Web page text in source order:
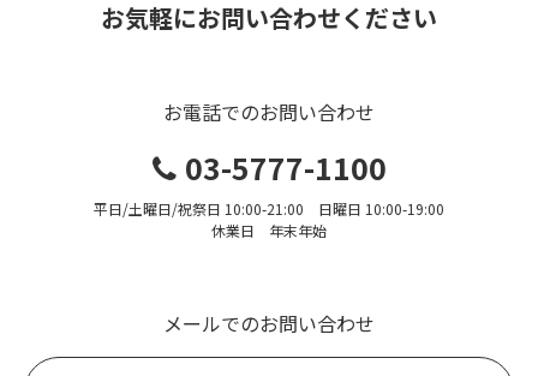
お気軽にお問い合わせください
お電話でのお問い合わせ
03-5777-1100
平日/土曜日/祝祭日 10:00-21:00 日曜日 10:00-19:00
休業日 年末年始
メールでのお問い合わせ